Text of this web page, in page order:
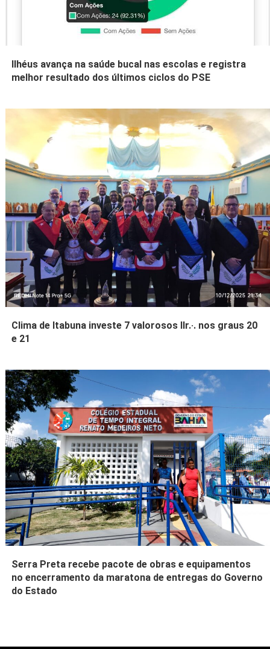
Ilhéus avança na saúde bucal nas escolas e registra
melhor resultado dos últimos ciclos do PSE
Clima de Itabuna investe 7 valorosos IIr.·. nos graus 20
e 21
Serra Preta recebe pacote de obras e equipamentos
no encerramento da maratona de entregas do Governo
do Estado